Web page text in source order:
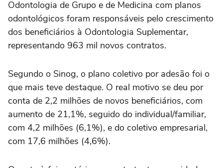
Odontologia de Grupo e de Medicina com planos
odontológicos foram responsáveis pelo crescimento
dos beneficiários à Odontologia Suplementar,
representando 963 mil novos contratos.
Segundo o Sinog, o plano coletivo por adesão foi o
que mais teve destaque. O real motivo se deu por
conta de 2,2 milhões de novos beneficiários, com
aumento de 21,1%, seguido do individual/familiar,
com 4,2 milhões (6,1%), e do coletivo empresarial,
com 17,6 milhões (4,6%).